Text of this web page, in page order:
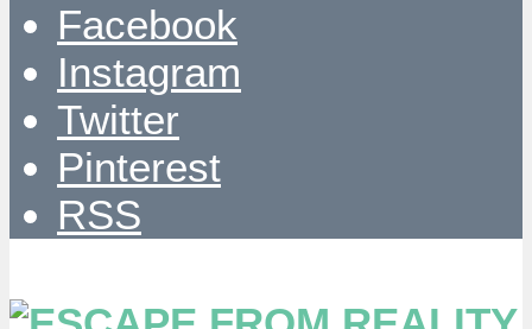
Facebook
Instagram
Twitter
Pinterest
RSS